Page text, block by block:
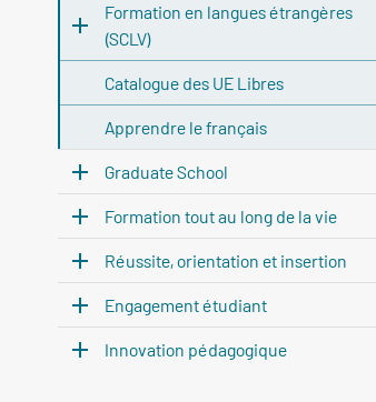
Formation en langues étrangères
(SCLV)
Catalogue des UE Libres
Apprendre le français
Graduate School
Formation tout au long de la vie
Réussite, orientation et insertion
Engagement étudiant
Innovation pédagogique